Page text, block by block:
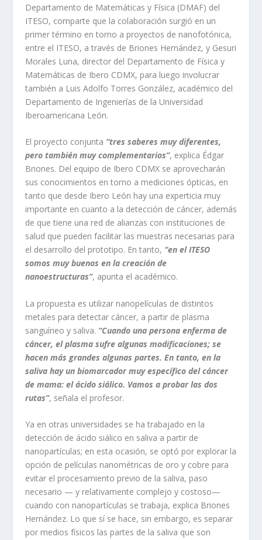
Departamento de Matemáticas y Física (DMAF) del
ITESO, comparte que la colaboración surgió en un
primer término en torno a proyectos de nanofotónica,
entre el ITESO, a través de Briones Hernández, y Gesuri
Morales Luna, director del Departamento de Física y
Matemáticas de Ibero CDMX, para luego involucrar
también a Luis Adolfo Torres González, académico del
Departamento de Ingenierías de la Universidad
Iberoamericana León.
El proyecto conjunta “tres saberes muy diferentes,
pero también muy complementarios”, explica Édgar
Briones. Del equipo de Ibero CDMX se aprovecharán
sus conocimientos en torno a mediciones ópticas, en
tanto que desde Ibero León hay una experticia muy
importante en cuanto a la detección de cáncer, además
de que tiene una red de alianzas con instituciones de
salud que pueden facilitar las muestras necesarias para
el desarrollo del prototipo. En tanto, “en el ITESO
somos muy buenos en la creación de
nanoestructuras”, apunta el académico.
La propuesta es utilizar nanopelículas de distintos
metales para detectar cáncer, a partir de plasma
sanguíneo y saliva. “Cuando una persona enferma de
cáncer, el plasma sufre algunas modificaciones; se
hacen más grandes algunas partes. En tanto, en la
saliva hay un biomarcador muy específico del cáncer
de mama: el ácido siálico. Vamos a probar las dos
rutas”, señala el profesor.
Ya en otras universidades se ha trabajado en la
detección de ácido siálico en saliva a partir de
nanopartículas; en esta ocasión, se optó por explorar la
opción de películas nanométricas de oro y cobre para
evitar el procesamiento previo de la saliva, paso
necesario — y relativamente complejo y costoso—
cuando con nanopartículas se trabaja, explica Briones
Hernández. Lo que sí se hace, sin embargo, es separar
por medios físicos las partes de la saliva que son